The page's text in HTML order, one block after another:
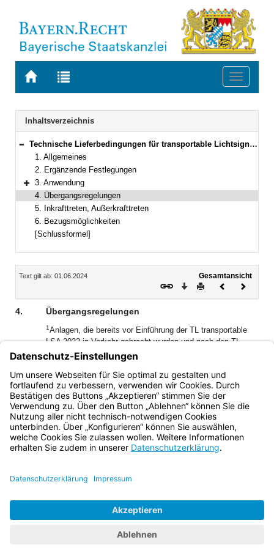
Zur
BAYERN.RECHT
Zur
letzten
Suche
Toggle
Navigation
Inhaltsverzeichnis
Bereich reduzieren
Technische Lieferbedingungen für transportable Lichtsignalanlagen, TL transportable LSA, Ausgabe 2023
1. Allgemeines
2. Ergänzende Festlegungen
Bereich erweitern
3. Anwendung
4. Übergangsregelungen
5. Inkrafttreten, Außerkrafttreten
6. Bezugsmöglichkeiten
[Schlussformel]
Inhalt
Text gilt ab: 01.06.2024
Gesamtansicht
Download
DruckenVorheriges
4. Übergangsregelungen
1Anlagen, die bereits vor Einführung der TL transportable
LSA 2022 in Verkehr gebracht wurden und nach den TL
transportable LSA 97 geprüft sind, dürfen bis Ende des
Jahres 2033 weiter genutzt werden.
genannten Frist sind die nach den TL transportable LSA 97
geprüften Geräte nicht mehr einzusetzen.
Bayern.de
BayernPortal
Impressum